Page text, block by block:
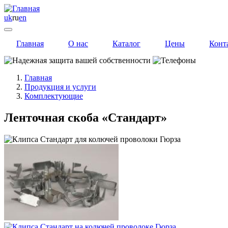
ukruen
Главная О нас Каталог Цены
Главная
Продукция и услуги
Комплектующие
Ленточная скоба «Стандарт»